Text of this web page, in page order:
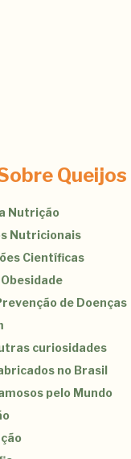
Queijos
Nutrição
Nutricionais
Científicas
de Doenças
curiosidades
no Brasil
pelo Mundo